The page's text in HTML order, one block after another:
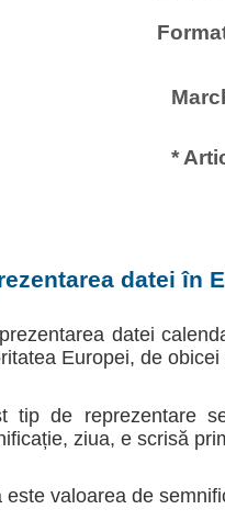
*
datei în
datei
Europei, de
tip de reprezentare
ziua, e scrisă
este valoarea de